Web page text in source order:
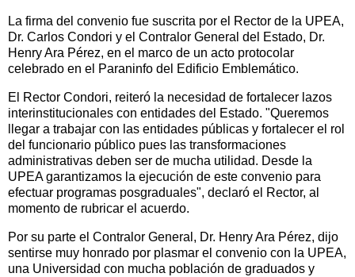
La firma del convenio fue suscrita por el Rector de la UPEA,
Dr. Carlos Condori y el Contralor General del Estado, Dr.
Henry Ara Pérez, en el marco de un acto protocolar
celebrado en el Paraninfo del Edificio Emblemático.
El Rector Condori, reiteró la necesidad de fortalecer lazos
interinstitucionales con entidades del Estado. "Queremos
llegar a trabajar con las entidades públicas y fortalecer el rol
del funcionario público pues las transformaciones
administrativas deben ser de mucha utilidad. Desde la
UPEA garantizamos la ejecución de este convenio para
efectuar programas posgraduales", declaró el Rector, al
momento de rubricar el acuerdo.
Por su parte el Contralor General, Dr. Henry Ara Pérez, dijo
sentirse muy honrado por plasmar el convenio con la UPEA,
una Universidad con mucha población de graduados y